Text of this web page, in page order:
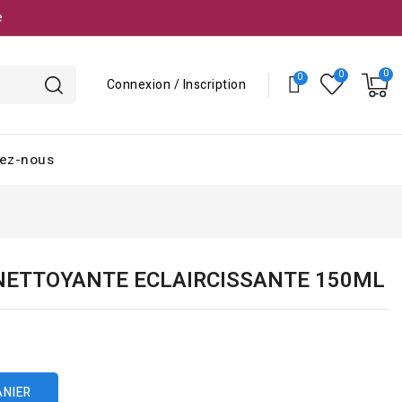
Connexion / Inscription
nous
ECLAIRCISSANTE 150ML